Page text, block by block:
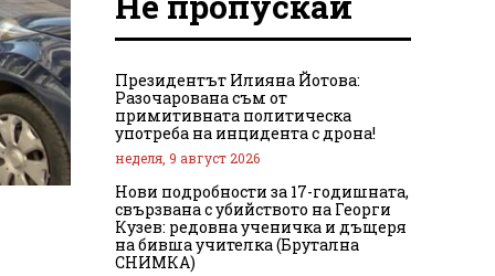
Президентът Илияна Йотова:
Разочарована съм от
примитивната политическа
употреба на инцидента с дрона!
неделя, 9 август 2026
Нови подробности за 17-годишната,
свързвана с убийството на Георги
Кузев: редовна ученичка и дъщеря
на бивша учителка (Брутална
СНИМКА)